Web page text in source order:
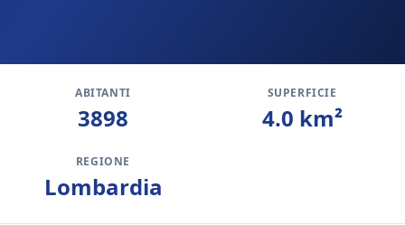
ABITANTI
3898
SUPERFICIE
4.0 km²
REGIONE
Lombardia